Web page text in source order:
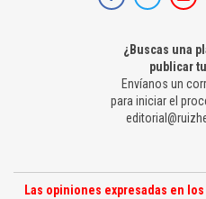
¿Buscas una
publicar
Envíanos un
para iniciar el
Las opiniones expresadas en